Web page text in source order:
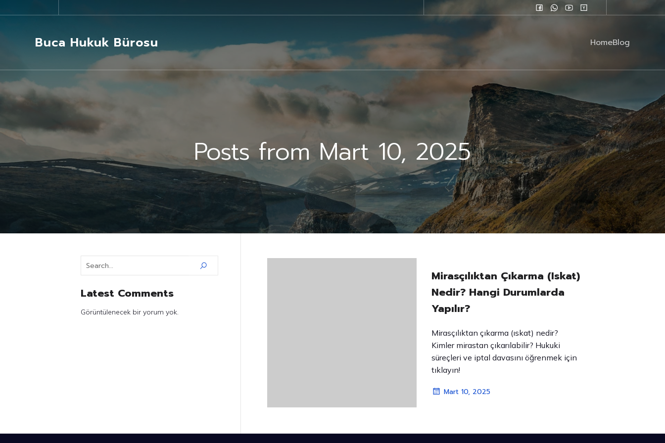
Buca Hukuk Bürosu HomeBlog
Posts from Mart 10, 2025
Latest Comments
Görüntülenecek bir yorum yok.
Mirasçılıktan Çıkarma (Iskat)
Nedir? Hangi Durumlarda
Yapılır?
Mirasçılıktan çıkarma (ıskat) nedir?
Kimler mirastan çıkarılabilir? Hukuki
süreçleri ve iptal davasını öğrenmek için
tıklayın!
Mart 10, 2025